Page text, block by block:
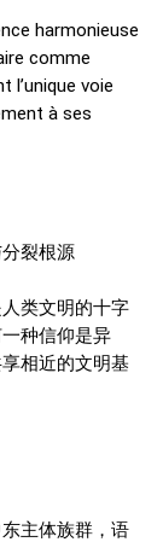
harmonieuse
comme
l’unique voie
à ses
裂根源
类文明的十字
种信仰是异
相近的文明基
主体族群，语